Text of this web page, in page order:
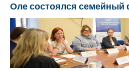
Оле состоялся семейный